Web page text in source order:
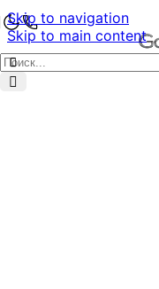
Skip to navigation
Skip to main content